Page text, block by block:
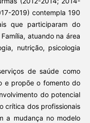
2019) contempla 190
que participaram do
atuando na área
nutrição, psicologia
de saúde como
e propõe o fomento do
do potencial
crítica dos profissionais
a mudança no modelo